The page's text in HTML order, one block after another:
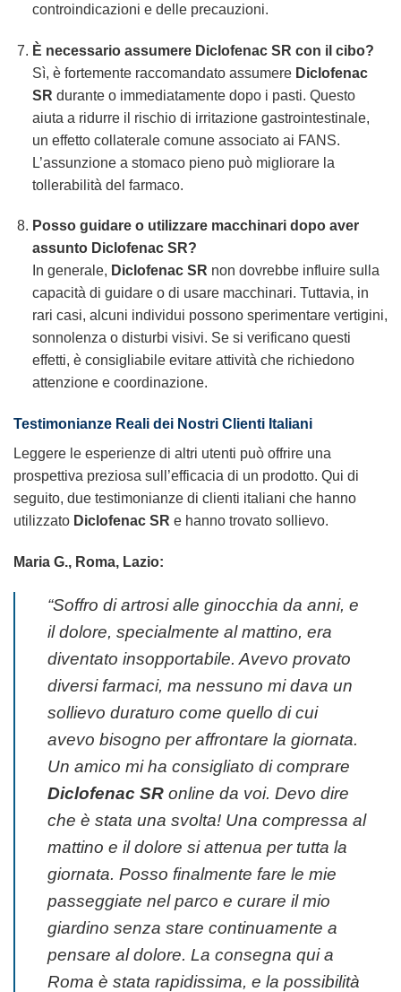
controindicazioni e delle precauzioni.
È necessario assumere Diclofenac SR con il cibo?
Sì, è fortemente raccomandato assumere Diclofenac
SR durante o immediatamente dopo i pasti. Questo
aiuta a ridurre il rischio di irritazione gastrointestinale,
un effetto collaterale comune associato ai FANS.
L’assunzione a stomaco pieno può migliorare la
tollerabilità del farmaco.
Posso guidare o utilizzare macchinari dopo aver
assunto Diclofenac SR?
In generale, Diclofenac SR non dovrebbe influire sulla
capacità di guidare o di usare macchinari. Tuttavia, in
rari casi, alcuni individui possono sperimentare vertigini,
sonnolenza o disturbi visivi. Se si verificano questi
effetti, è consigliabile evitare attività che richiedono
attenzione e coordinazione.
Testimonianze Reali dei Nostri Clienti Italiani
Leggere le esperienze di altri utenti può offrire una
prospettiva preziosa sull’efficacia di un prodotto. Qui di
seguito, due testimonianze di clienti italiani che hanno
utilizzato Diclofenac SR e hanno trovato sollievo.
Maria G., Roma, Lazio:
“Soffro di artrosi alle ginocchia da anni, e
il dolore, specialmente al mattino, era
diventato insopportabile. Avevo provato
diversi farmaci, ma nessuno mi dava un
sollievo duraturo come quello di cui
avevo bisogno per affrontare la giornata.
Un amico mi ha consigliato di comprare
Diclofenac SR online da voi. Devo dire
che è stata una svolta! Una compressa al
mattino e il dolore si attenua per tutta la
giornata. Posso finalmente fare le mie
passeggiate nel parco e curare il mio
giardino senza stare continuamente a
pensare al dolore. La consegna qui a
Roma è stata rapidissima, e la possibilità